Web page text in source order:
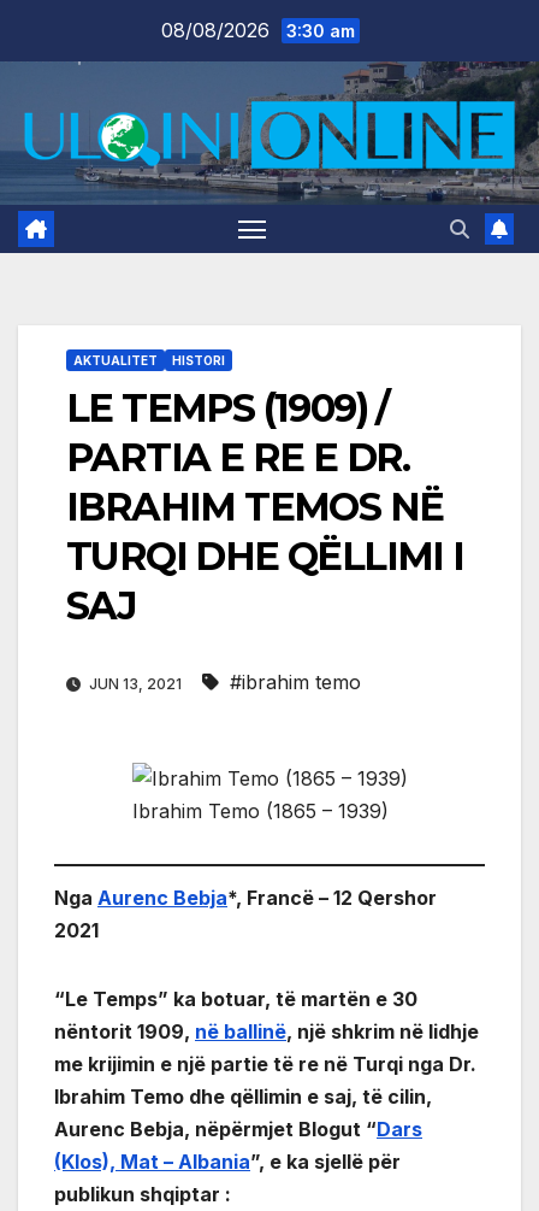
08/08/2026 3:30 am
AKTUALITET HISTORI
LE TEMPS (1909) /
PARTIA E RE E DR.
IBRAHIM TEMOS NË
TURQI DHE QËLLIMI I
SAJ
JUN 13, 2021 #ibrahim temo
Ibrahim Temo (1865 – 1939)
Nga Aurenc Bebja*, Francë – 12 Qershor
2021
“Le Temps” ka botuar, të martën e 30
nëntorit 1909, në ballinë, një shkrim në lidhje
me krijimin e një partie të re në Turqi nga Dr.
Ibrahim Temo dhe qëllimin e saj, të cilin,
Aurenc Bebja, nëpërmjet Blogut “Dars
(Klos), Mat – Albania”, e ka sjellë për
publikun shqiptar :